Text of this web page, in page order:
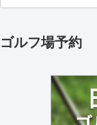
ゴルフ場予約